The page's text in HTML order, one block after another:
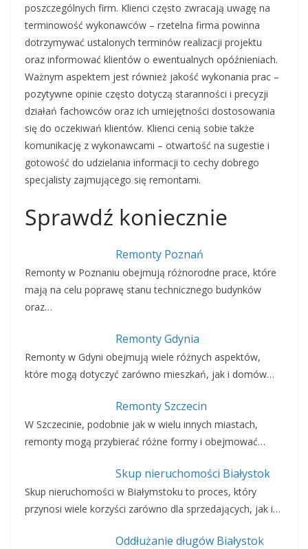
poszczególnych firm. Klienci często zwracają uwagę na
terminowość wykonawców – rzetelna firma powinna
dotrzymywać ustalonych terminów realizacji projektu
oraz informować klientów o ewentualnych opóźnieniach.
Ważnym aspektem jest również jakość wykonania prac –
pozytywne opinie często dotyczą staranności i precyzji
działań fachowców oraz ich umiejętności dostosowania
się do oczekiwań klientów. Klienci cenią sobie także
komunikację z wykonawcami – otwartość na sugestie i
gotowość do udzielania informacji to cechy dobrego
specjalisty zajmującego się remontami.
Sprawdź koniecznie
Remonty Poznań
Remonty w Poznaniu obejmują różnorodne prace, które
mają na celu poprawę stanu technicznego budynków
oraz…
Remonty Gdynia
Remonty w Gdyni obejmują wiele różnych aspektów,
które mogą dotyczyć zarówno mieszkań, jak i domów…
Remonty Szczecin
W Szczecinie, podobnie jak w wielu innych miastach,
remonty mogą przybierać różne formy i obejmować…
Skup nieruchomości Białystok
Skup nieruchomości w Białymstoku to proces, który
przynosi wiele korzyści zarówno dla sprzedających, jak i…
Oddłużanie długów Białystok